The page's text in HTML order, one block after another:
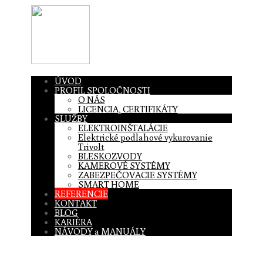
ÚVOD
PROFIL SPOLOČNOSTI
O NÁS
LICENCIA, CERTIFIKÁTY
SLUŽBY
ELEKTROINŠTALÁCIE
Elektrické podlahové vykurovanie
Trivolt
BLESKOZVODY
KAMEROVÉ SYSTÉMY
ZABEZPEČOVACIE SYSTÉMY
SMART HOME
REFERENCIE
KONTAKT
BLOG
KARIÉRA
NÁVODY a MANUÁLY